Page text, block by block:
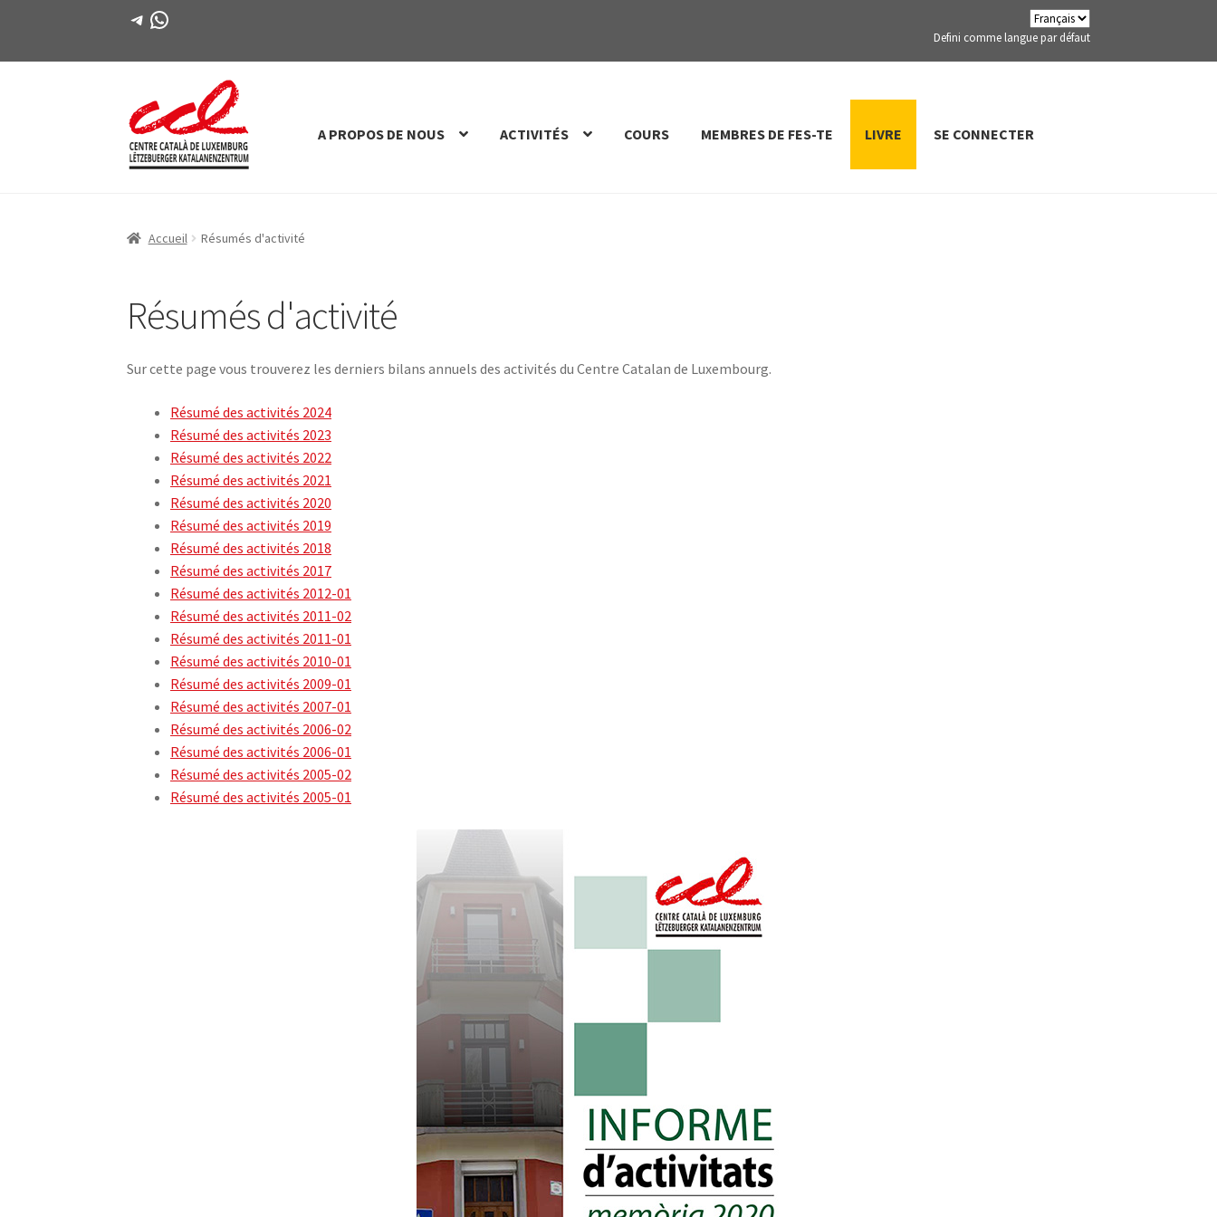
Télégramme
WhatsApp
Defini comme langue par défaut
Passer
à
Aller
au
A PROPOS DE NOUS ACTIVITÉS COURS MEMBRES DE FES-TE LIVRE SE CONNECTER
Accueil Résumés d'activité
Résumés d'activité
Sur cette page vous trouverez les derniers bilans annuels des activités du Centre Catalan de Luxembourg.
Résumé des activités 2024
Résumé des activités 2023
Résumé des activités 2022
Résumé des activités 2021
Résumé des activités 2020
Résumé des activités 2019
Résumé des activités 2018
Résumé des activités 2017
Résumé des activités 2012-01
Résumé des activités 2011-02
Résumé des activités 2011-01
Résumé des activités 2010-01
Résumé des activités 2009-01
Résumé des activités 2007-01
Résumé des activités 2006-02
Résumé des activités 2006-01
Résumé des activités 2005-02
Résumé des activités 2005-01